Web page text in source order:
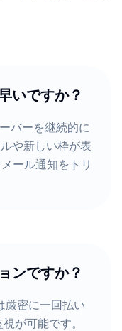
いですか？
バーを継続的に
や新しい枠が表
ール通知をトリ
ンですか？
密に一回払い
が可能です。